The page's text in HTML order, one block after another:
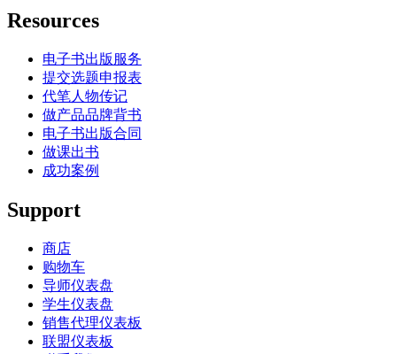
Resources
电子书出版服务
提交选题申报表
代笔人物传记
做产品品牌背书
电子书出版合同
做课出书
成功案例
Support
商店
购物车
导师仪表盘
学生仪表盘
销售代理仪表板
联盟仪表板